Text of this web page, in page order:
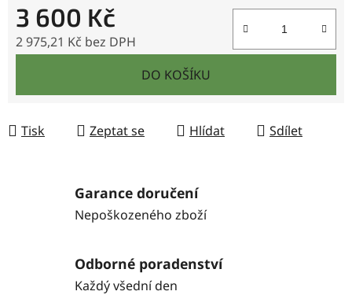
3 600 Kč
2 975,21 Kč bez DPH
DO KOŠÍKU
Tisk Zeptat se Hlídat Sdílet
Garance doručení
Nepoškozeného zboží
Odborné poradenství
Každý všední den